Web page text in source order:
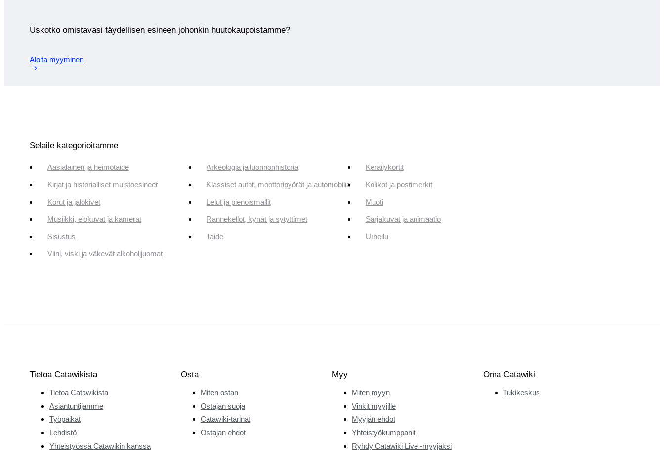
Uskotko omistavasi täydellisen esineen johonkin huutokaupoistamme?
Aloita myyminen
Selaile kategorioitamme
Aasialainen ja heimotaide Arkeologia ja luonnonhistoria Keräilykortit
Kirjat ja historialliset muistoesineet Klassiset autot, moottoripyörät ja automobilia Kolikot ja postimerkit
Korut ja jalokivet Lelut ja pienoismallit Muoti
Musiikki, elokuvat ja kamerat Rannekellot, kynät ja sytyttimet Sarjakuvat ja animaatio
Sisustus Taide Urheilu
Viini, viski ja väkevät alkoholijuomat
Tietoa Catawikista
Tietoa Catawikista
Asiantuntijamme
Työpaikat
Lehdistö
Yhteistyössä Catawikin kanssa
Osta
Miten ostan
Ostajan suoja
Catawiki-tarinat
Ostajan ehdot
Myy
Miten myyn
Vinkit myyjille
Myyjän ehdot
Yhteistyökumppanit
Ryhdy Catawiki Live -myyjäksi
Oma Catawiki
Tukikeskus